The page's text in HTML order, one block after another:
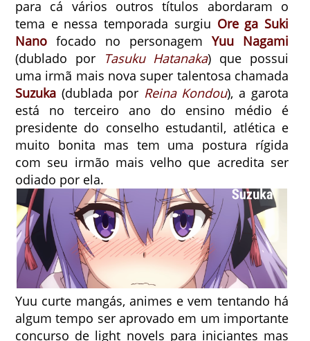
para cá vários outros títulos abordaram o
tema e nessa temporada surgiu Ore ga Suki
Nano focado no personagemYuu Nagami
(dublado por
Tasuku Hatanaka) que possui
uma irmã mais nova super talentosa chamada
Suzuka (dublada por Reina Kondou), a garota
está no terceiro ano do ensino médio é
presidente do conselho estudantil, atlética e
muito bonita mas tem uma postura rígida
com seu irmão mais velho que acredita ser
odiado por ela.
Yuu curte mangás, animes e vem tentando há
algum tempo ser aprovado em um importante
concurso de light novels para iniciantes mas